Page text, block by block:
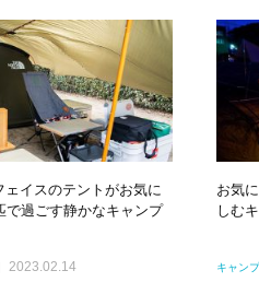
イスのテントがお気に
で過ごす静かなキャンプ
2023.02.14
お気
しむ
キャン